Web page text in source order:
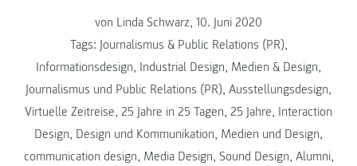
von Linda Schwarz, 10. Juni 2020
Tags: Journalismus & Public Relations (PR),
Informationsdesign, Industrial Design, Medien & Design,
Journalismus und Public Relations (PR), Ausstellungsdesign,
Virtuelle Zeitreise, 25 Jahre in 25 Tagen, 25 Jahre, Interaction
Design, Design und Kommunikation, Medien und Design,
communication design, Media Design, Sound Design, Alumni,